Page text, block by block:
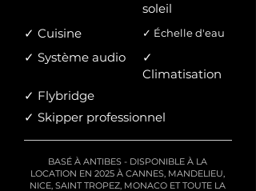
✓ Cuisine
✓ Système audio
soleil
✓ Échelle d'eau
✓
Climatisation
✓ Flybridge
✓ Skipper professionnel
BASÉ À ANTIBES - DISPONIBLE À LA
LOCATION EN 2025 À CANNES, MANDELIEU,
NICE, SAINT TROPEZ, MONACO ET TOUTE LA